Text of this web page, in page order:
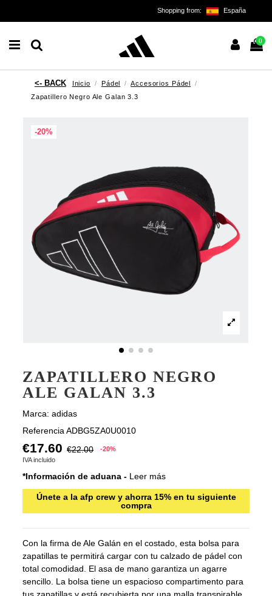
Shopping from: España
0
Inicio Pádel
Accesorios Pádel
Zapatillero Negro Ale Galan 3.3
-20%
ZAPATILLERO NEGRO
ALE GALAN 3.3
Marca: adidas
Referencia ADBG5ZA0U0010
€17.60 €22.00
-20%
IVA incluido
*Información de aduana - Leer más
Únete a la afp crew y ahorra 15% en tu siguiente
compra
Con la firma de Ale Galán en el costado, esta bolsa para
zapatillas te permitirá cargar con tu calzado de pádel con
total comodidad. El asa de mano garantiza un agarre
sencillo. La bolsa tiene un espacioso compartimento para